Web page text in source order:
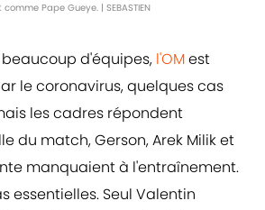
Pape Gueye. | SEBASTIEN
d'équipes, l'OMest
le coronavirus, quelques cas
les cadres répondent
du match, Gerson, Arek Milik et
manquaient à l'entraînement.
essentielles. Seul Valentin